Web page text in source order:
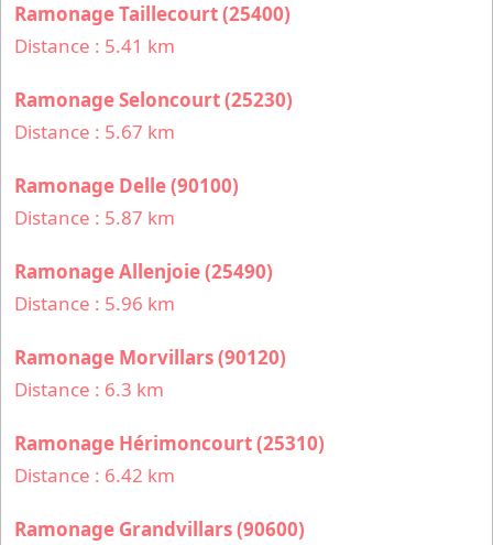
Ramonage Taillecourt (25400)
Distance : 5.41 km
Ramonage Seloncourt (25230)
Distance : 5.67 km
Ramonage Delle (90100)
Distance : 5.87 km
Ramonage Allenjoie (25490)
Distance : 5.96 km
Ramonage Morvillars (90120)
Distance : 6.3 km
Ramonage Hérimoncourt (25310)
Distance : 6.42 km
Ramonage Grandvillars (90600)